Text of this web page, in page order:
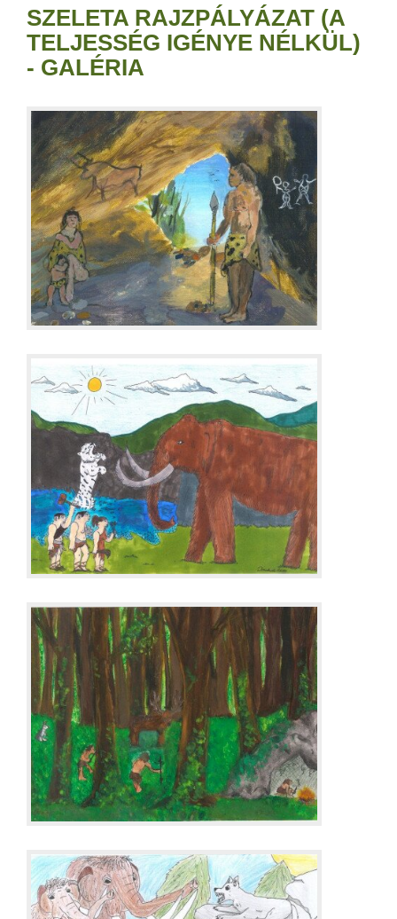
SZELETA RAJZPÁLYÁZAT (A
TELJESSÉG IGÉNYE NÉLKÜL)
- GALÉRIA